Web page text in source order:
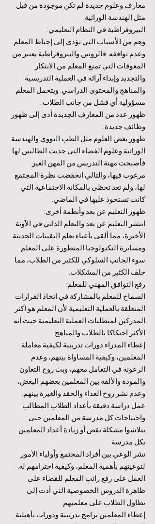
معارف وعلوم جديدة لم تكن موجودة من قبل
مثل الهندسة الوراثية.
البيروقراطية في النظام التعليمي:
وهم من الأسباب التي تؤدي إلى إحباط المعلم
وعدم توافقه. فالروتين والبيروقراطية يعتبر من
المعوقات التي تمنع المعلم من الابتكار
والتجديد وإبداء آرائه في العملية التدريسية
والمناهج والمحتوى الدراسي. ويتحمل المعلم
مسؤولية أي فشل من جانب الطلاب.
ظهور عدد من المعارف الجديدة أدى إلى ظهور
وظائف جديدة:
ظهور بعض العلوم مثل الطب النووي والهندسة
الوراثية وعلوم الفضاء التي جذبت الطالبين لها.
فأصبحت مهنة التدريس من المهن الغير
مرغوب فيها، والتالي انخفضت نظرة المجتمع
لها، ولم تعد تحظى بالمكانة الاجتماعية التي
كانت تستحوذ عليها في الماضي.
ظهور التعليم عن بعد وأنظمة أخرى:
انتشر التعليم عن بعد والتعلم الذاتي في الآونة
الأخيرة، مما ألقى بأعباء تعلم التقنيات الحديثة
ومسايرة التكنولوجيا المتطورة على المعلم.
سوء الجانب السلوكي للكثير من الطلاب، مما
خلف الكثير من المشكلات.
رفع التوافق المهني للمعلم:
السماح للمعلم بالمشاركة في اتخاذ القرارات
المتعلقة بالعملية التعليمية لأن المعلم هو أكثر
المدركين لمتطلبات العملية التعليمية حيث أنه
الأكثر احتكاكا بالطلاب والمناهج.
إعطاء المدراء دورات تدريبية لكيفية معاملة
المعلمين، وكيفية المساواة بينهم، وعدم
الرعونة في التعامل معهم، وبث روح التعاون
والمودة والألفة بين المعلمين بعضهم البعض،
وعدم نشر روح العداء والحقد والغيرة بينهم.
عمل دراسة دقيقة بأعداد الطلاب المطالب
واحتياجات كل مدرسة من المعلمين حتى
يتلاشوا مشكلة نقص أو زيادة أعداد المعلمين
بكل مدرسة
نشر الوعي بين أفراد المجتمع وأولياء الأمور
لتوعيتهم بأهمية المعلم، وكيفية احترامهم له.
العمل على رفع راتب المعلم للقضاء على
ظاهرة الدروس الخصوصية التي أدت إلى
تطاول الطلاب على معلميهم.
إعطاء المعلمين برامج تدريبية ودورات تأهيلية.